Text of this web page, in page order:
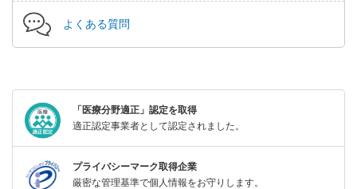
よくある質問
「医療分野適正」認定を取得
適正認定事業者として認定されました。
プライバシーマーク取得企業
厳密な管理基準で個人情報をお守りします。